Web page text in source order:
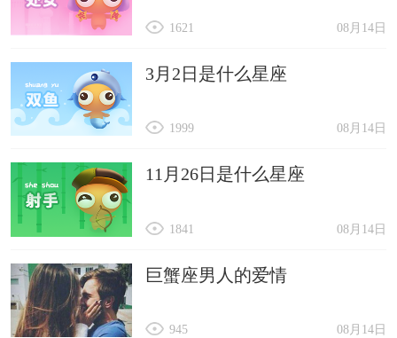
08月14日
1621
3月2日是什么星座
08月14日
1999
11月26日是什么星座
08月14日
1841
巨蟹座男人的爱情
08月14日
945